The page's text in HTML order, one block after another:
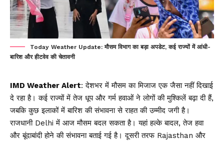
Today Weather Update: मौसम विभाग का बड़ा अपडेट, कई राज्यों में आंधी-
बारिश और हीटवेव की चेतावनी
IMD Weather Alert: देशभर में मौसम का मिजाज एक जैसा नहीं दिखाई
दे रहा है। कई राज्यों में तेज धूप और गर्म हवाओं ने लोगों की मुश्किलें बढ़ा दी हैं,
जबकि कुछ इलाकों में बारिश की संभावना से राहत की उम्मीद जगी है।
राजधानी Delhi में आज मौसम बदल सकता है। यहां हल्के बादल, तेज हवा
और बूंदाबांदी होने की संभावना बताई गई है। दूसरी तरफ Rajasthan और